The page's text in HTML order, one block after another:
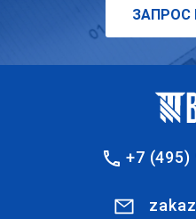
ЗАПРОС
+7 (495)